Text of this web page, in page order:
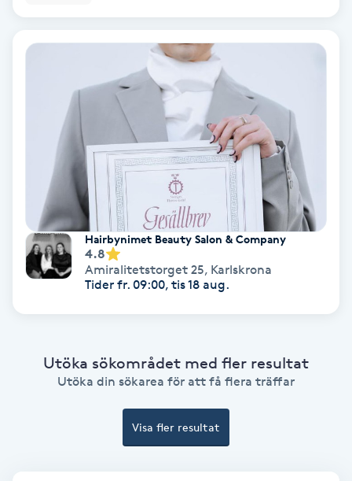
Fransfärgning
Fransförlängning
Fransförlängning Megavolym
Fransförlängning Volym
Fransk manikyr
Fransrengöring
Frekvensterapi
Friskvård
Hairbynimet Beauty Salon & Company
4.8
Amiralitetstorget 25, Karlskrona
Tider fr. 09:00, tis 18 aug.
Utöka sökområdet med fler resultat
Utöka din sökarea för att få flera träffar
Visa fler resultat